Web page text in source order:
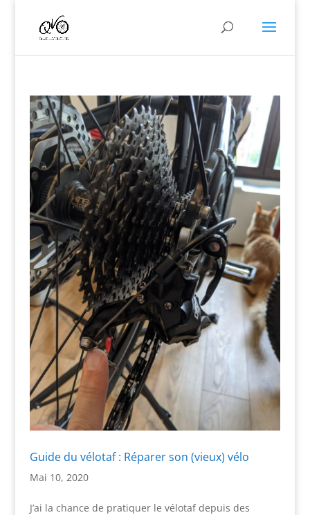
Guide du vélotaf : Réparer son (vieux) vélo
Mai 10, 2020
J’ai la chance de pratiquer le vélotaf depuis des